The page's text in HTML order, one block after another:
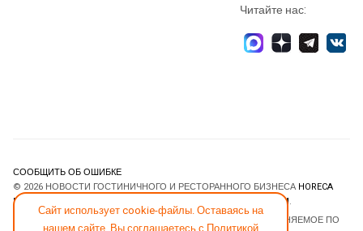
Сайт использует cookie-файлы. Оставаясь на
Читайте нас:
СООБЩИТЬ ОБ ОШИБКЕ
© 2026 НОВОСТИ ГОСТИНИЧНОГО И РЕСТОРАННОГО БИЗНЕСА HORECA
ESTATE
JOOMLART.COM.
- ПРОГРАММНОЕ ОБЕСПЕЧЕНИЕ, РАСПРОСТРАНЯЕМОЕ ПО